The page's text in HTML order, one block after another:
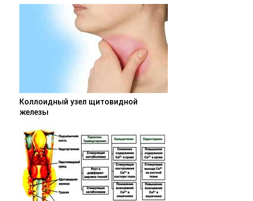
Коллоидный узел щитовидной
железы